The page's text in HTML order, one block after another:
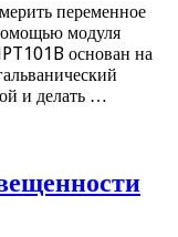
переменное
модуля
основан на
и делать …